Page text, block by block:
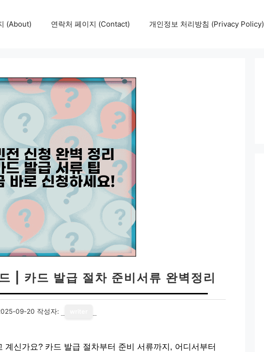
(About) 연락처 페이지 (Contact) 개인정보 처리방침 (Privacy Policy)
| 카드 발급 절차 준비서류 완벽정리
09-20 작성자:
계신가요? 카드 발급 절차부터 준비 서류까지, 어디서부터